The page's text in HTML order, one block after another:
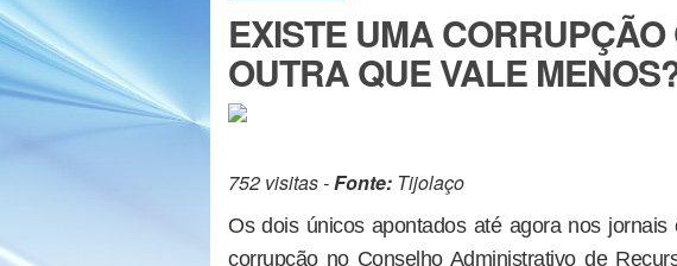
EXISTE UMA
OUTRA QUE VALE
752 visitas -Fonte: Tijolaço
Os dois únicos apontados até agora nos
corrupção no Conselho Administrativo de